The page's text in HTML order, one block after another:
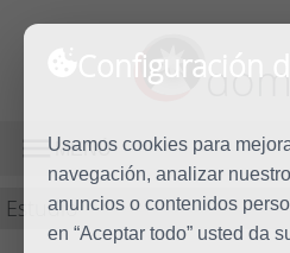
Configuración
Usamos cookies para
navegación, analizar
anuncios o contenidos
en “Aceptar todo” usted da
MENÚ
Estudio